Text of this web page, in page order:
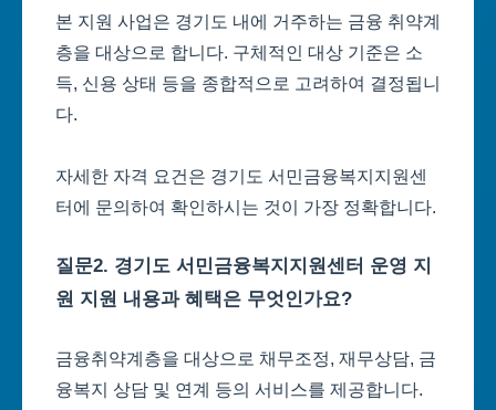
본 지원 사업은 경기도 내에 거주하는 금융 취약계
층을 대상으로 합니다. 구체적인 대상 기준은 소
득, 신용 상태 등을 종합적으로 고려하여 결정됩니
다.
자세한 자격 요건은 경기도 서민금융복지지원센
터에 문의하여 확인하시는 것이 가장 정확합니다.
질문2. 경기도 서민금융복지지원센터 운영 지
원 지원 내용과 혜택은 무엇인가요?
금융취약계층을 대상으로 채무조정, 재무상담, 금
융복지 상담 및 연계 등의 서비스를 제공합니다.